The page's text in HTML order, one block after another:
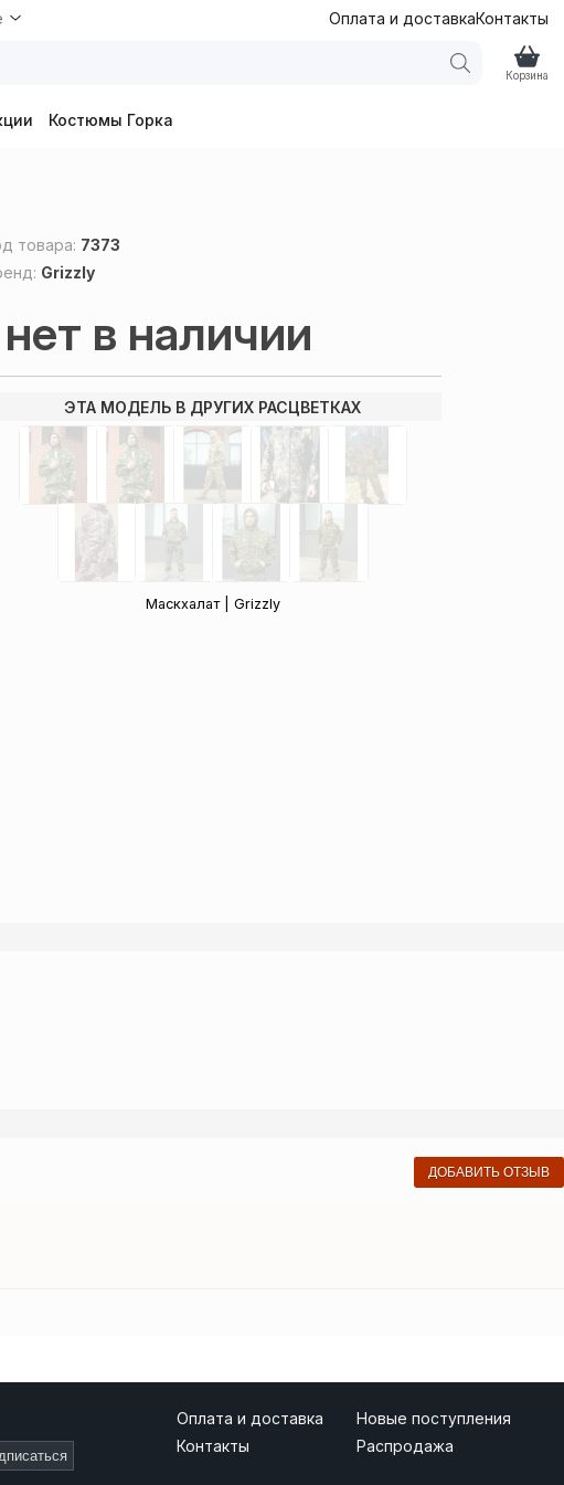
Оплата и доставкаКонтакты
Корзина
Костюмы Горка
товара: 7373
Grizzly
нет в наличии
ЭТА МОДЕЛЬ В ДРУГИХ РАСЦВЕТКАХ
Маскхалат | Grizzly
ДОБАВИТЬ ОТЗЫВ
Оплата и доставка
Контакты
Новые поступления
Распродажа